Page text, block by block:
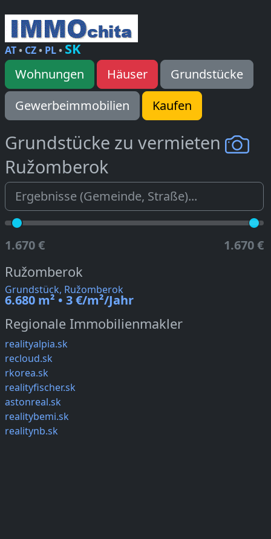
AT• CZ• PL• SK
Wohnungen Häuser
Grundstücke
Gewerbeimmobilien
Kaufen
Grundstücke zu vermieten
Ružomberok
1.670 € 1.670 €
Ružomberok
Grundstück, Ružomberok
6.680 m² • 3 €/m²/Jahr
Regionale Immobilienmakler
realityalpia.sk
recloud.sk
rkorea.sk
realityfischer.sk
astonreal.sk
realitybemi.sk
realitynb.sk